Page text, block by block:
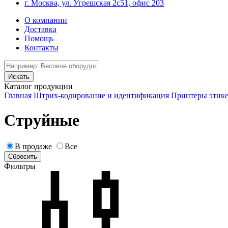
г. Москва, ул. Угрешская 2с51, офис 203
О компании
Доставка
Помощь
Контакты
Каталог продукции
Главная Штрих-кодирование и идентификация Принтеры
Струйные
В продаже Все
Фильтры